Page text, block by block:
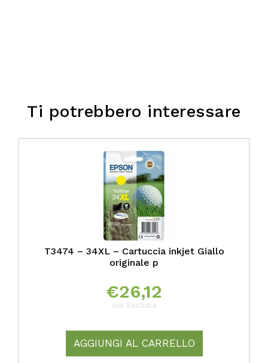
Ti potrebbero interessare
T3474 – 34XL – Cartuccia inkjet Giallo
originale p
€26,12
Iva Esclusa
AGGIUNGI AL CARRELLO